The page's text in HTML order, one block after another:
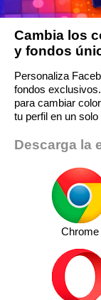
Cambia los
y fondos
Personaliza
fondos
para cambiar
tu perfil en un solo
Descarga la
Chrome